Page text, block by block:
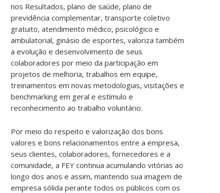
nos Resultados, plano de saúde, plano de
previdência complementar, transporte coletivo
gratuito, atendimento médico, psicológico e
ambulatorial, ginásio de esportes, valoriza também
a evolução e desenvolvimento de seus
colaboradores por meio da participação em
projetos de melhoria, trabalhos em equipe,
treinamentos em novas metodologias, visitações e
benchmarking em geral e estímulo e
reconhecimento ao trabalho voluntário.
Por meio do respeito e valorização dos bons
valores e bons relacionamentos entre a empresa,
seus clientes, colaboradores, fornecedores e a
comunidade, a FEY continua acumulando vitórias ao
longo dos anos e assim, mantendo sua imagem de
empresa sólida perante todos os públicos com os